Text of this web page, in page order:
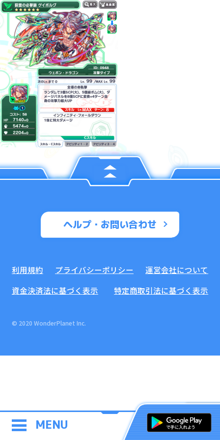
MENU
ヘルプ・お問い合わせ
利用規約 プライバシーポリシー
運営会社について
資金決済法に基づく表示
特定商取引法に基づく表示
© 2020 WonderPlanet Inc.